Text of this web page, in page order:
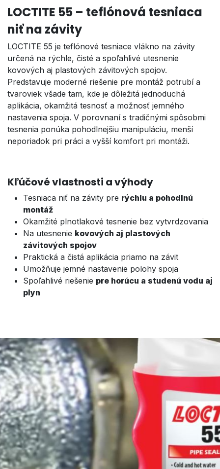
LOCTITE 55 – teflónová tesniaca
niť na závity
LOCTITE 55 je teflónové tesniace vlákno na závity
určená na rýchle, čisté a spoľahlivé utesnenie
kovových aj plastových závitových spojov.
Predstavuje moderné riešenie pre montáž potrubí a
tvaroviek všade tam, kde je dôležitá jednoduchá
aplikácia, okamžitá tesnosť a možnosť jemného
nastavenia spoja. V porovnaní s tradičnými spôsobmi
tesnenia ponúka pohodlnejšiu manipuláciu, menší
neporiadok pri práci a vyšší komfort pri montáži.
Kľúčové vlastnosti a výhody
Tesniaca niť na závity pre rýchlu a pohodlnú
montáž
Okamžité plnotlakové tesnenie bez vytvrdzovania
Na utesnenie kovových aj plastových
závitových spojov
Praktická a čistá aplikácia priamo na závit
Umožňuje jemné nastavenie polohy spoja
Spoľahlivé riešenie pre horúcu a studenú vodu aj
plyn